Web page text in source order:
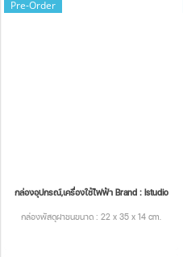
Pre-Order
กล่องอุปกรณ์,เครื่องใช้ไฟฟ้า Brand : Istudio
กล่องพัสดุฝาชนขนาด : 22 x 35 x 14 cm.